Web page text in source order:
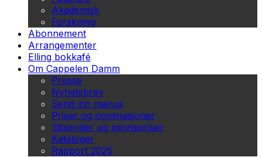
Akademisk
Forskning
Abonnement
Arrangementer
Elling bokkafé
Om Cappelen Damm
Presse
Nyhetsbrev
Send inn manus
Priser og nominasjoner
Stipender og minnepriser
Kataloger
Rapport 2025